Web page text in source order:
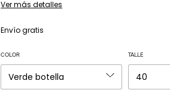
Ver más detalles
Envío gratis
COLOR TALLE